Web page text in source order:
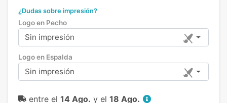
¿Dudas sobre impresión?
Logo en Pecho
Sin impresión
Logo en Espalda
Sin impresión
entre el 14 Ago. y el 18 Ago.